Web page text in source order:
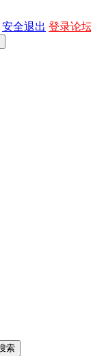
安全退出 登录论